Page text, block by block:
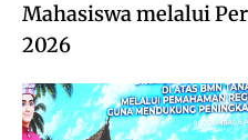
Mahasiswa melalui
2026